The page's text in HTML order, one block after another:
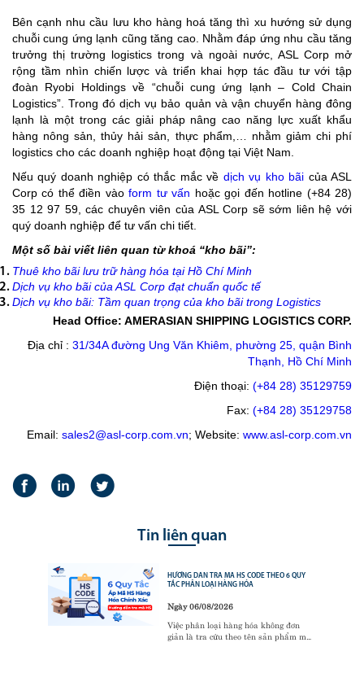
Bên cạnh nhu cầu lưu kho hàng hoá tăng thì xu hướng sử dụng
chuỗi cung ứng lạnh cũng tăng cao. Nhằm đáp ứng nhu cầu tăng
trưởng thị trường logistics trong và ngoài nước, ASL Corp mở
rộng tầm nhìn chiến lược và triển khai hợp tác đầu tư với tập
đoàn Ryobi Holdings về “chuỗi cung ứng lạnh – Cold Chain
Logistics”. Trong đó dịch vụ bảo quản và vận chuyển hàng đông
lạnh là một trong các giải pháp nâng cao năng lực xuất khẩu
hàng nông sản, thủy hải sản, thực phẩm,… nhằm giảm chi phí
logistics cho các doanh nghiệp hoạt động tại Việt Nam.
Nếu quý doanh nghiệp có thắc mắc về dịch vụ kho bãi của ASL
Corp có thể điền vào form tư vấn hoặc gọi đến hotline (+84 28)
35 12 97 59, các chuyên viên của ASL Corp sẽ sớm liên hệ với
quý doanh nghiệp để tư vấn chi tiết.
Một số bài viết liên quan từ khoá “kho bãi”:
Thuê kho bãi lưu trữ hàng hóa tại Hồ Chí Minh
Dịch vụ kho bãi của ASL Corp đạt chuẩn quốc tế
Dịch vụ kho bãi: Tầm quan trọng của kho bãi trong Logistics
Head Office: AMERASIAN SHIPPING LOGISTICS CORP.
Địa chỉ : 31/34A đường Ung Văn Khiêm, phường 25, quận Bình
Thạnh, Hồ Chí Minh
Điện thoại: (+84 28) 35129759
Fax: (+84 28) 35129758
Email: sales2@asl-corp.com.vn; Website: www.asl-corp.com.vn
Tin liên quan
HƯỚNG DẪN TRA MÃ HS CODE THEO 6 QUY
TẮC PHÂN LOẠI HÀNG HÓA
Ngày 06/08/2026
Việc phân loại hàng hóa không đơn
giản là tra cứu theo tên sản phẩm mà